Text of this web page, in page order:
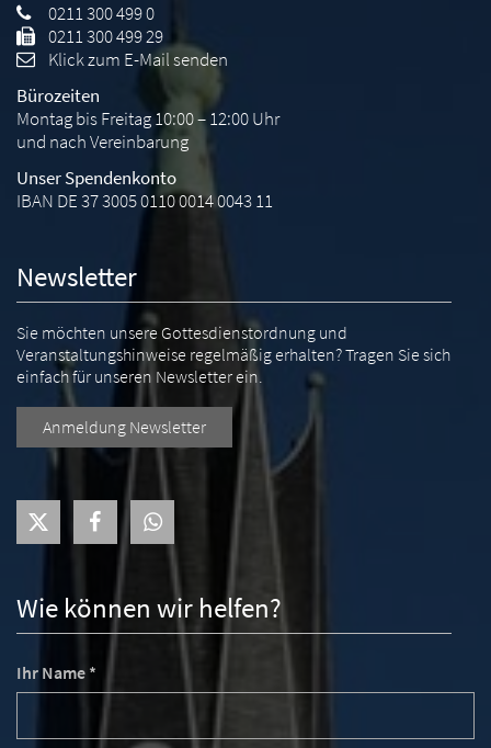
Wie können wir helfen?
Ihr Name *
0211 300 499 0
0211 300 499 29
Klick zum E-Mail senden
Bürozeiten
Montag bis Freitag 10:00 – 12:00 Uhr
und nach Vereinbarung
Unser Spendenkonto
IBAN DE 37 3005 0110 0014 0043 11
Newsletter
Sie möchten unsere Gottesdienstordnung und
Veranstaltungshinweise regelmäßig erhalten? Tragen Sie sich
einfach für unseren Newsletter ein.
Anmeldung Newsletter